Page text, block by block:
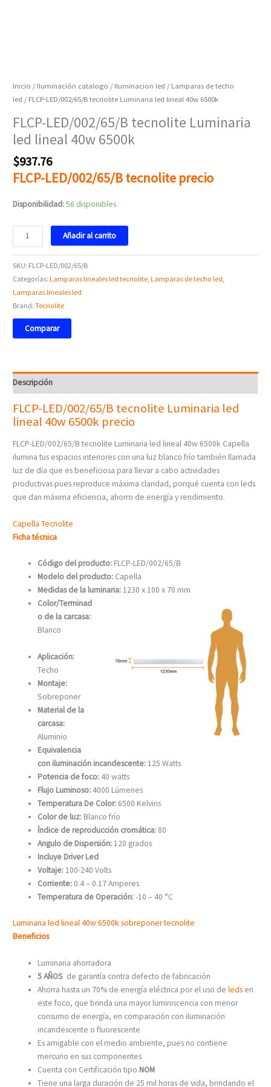
Inicio / Iluminación catalogo / Iluminacion led / Lamparas de techo
led / FLCP-LED/002/65/B tecnolite Luminaria led lineal 40w 6500k
FLCP-LED/002/65/B tecnolite Luminaria
led lineal 40w 6500k
$937.76
FLCP-LED/002/65/B tecnolite precio
Disponibilidad:56 disponibles
Añadir al carrito
SKU: FLCP-LED/002/65/B
Categorías:Lamparas lineales led tecnolite,Lamparas de techo led,
Lamparas lineales led
Brand:Tecnolite
Comparar
Descripción
FLCP-LED/002/65/B tecnolite Luminaria led
lineal 40w 6500k precio
FLCP-LED/002/65/B tecnolite Luminaria led lineal 40w 6500k Capella
ilumina tus espacios interiores con una luz blanco frío también llamada
luz de día que es beneficiosa para llevar a cabo actividades
productivas pues reproduce máxima claridad, porqué cuenta con leds
que dan máxima eficiencia, ahorro de energía y rendimiento.
Capella Tecnolite
Ficha técnica
Código del producto: FLCP-LED/002/65/B
Modelo del producto: Capella
Medidas de la luminaria: 1230 x 100 x 70 mm
Color/Terminad
o de la carcasa:
Blanco
Aplicación:
Techo
Montaje:
Sobreponer
Material de la
carcasa:
Aluminio
Equivalencia
con iluminación incandescente: 125 Watts
Potencia de foco: 40 watts
Flujo Luminoso: 4000 Lúmenes
Temperatura De Color: 6500 Kelvins
Color de luz: Blanco frío
Índice de reproducción cromática: 80
Angulo de Dispersión: 120 grados
Incluye Driver Led
Voltaje: 100-240 Volts
Corriente: 0.4 – 0.17 Amperes
Temperatura de Operación:-10 – 40 °C
Luminaria led lineal 40w 6500k sobreponer tecnolite
Beneficios
Luminaria ahorradora
5 AÑOS de garantía contra defecto de fabricación
Ahorra hasta un 70% de energía eléctrica por el uso deleds en
este foco, que brinda una mayor luminiscencia con menor
consumo de energía, en comparación con iluminación
incandescente o fluorescente
Es amigable con el medio ambiente, pues no contiene
mercurio en sus componentes
Cuenta con Certificación tipo NOM
Tiene una larga duración de 25 mil horas de vida, brindando el